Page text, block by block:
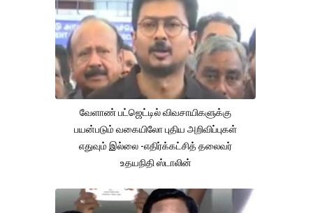
வேளாண் பட்ஜெட்டில் விவசாயிகளுக்கு
பயன்படும் வகையிலோ புதிய அறிவிப்புகள்
எதுவும் இல்லை -எதிர்க்கட்சித் தலைவர்
உதயநிதி ஸ்டாலின்